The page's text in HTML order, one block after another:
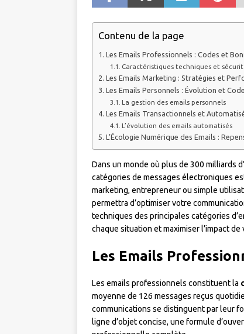
Contenu de la page
Les Emails Professionnels : Codes et
Caractéristiques techniques et
Les Emails Marketing : Stratégies et
Les Emails Personnels : Évolution et
La gestion des emails personnels
Les Emails Transactionnels et
L’évolution des emails automatisés
L’Écologie Numérique des Emails :
Dans un monde où plus de 300 milliards
catégories de messages électroniques
marketing, entrepreneur ou simple
permettra d’optimiser votre
techniques des principales catégories
chaque situation et maximiser l’impact
Les Emails
Les emails professionnels constituent la
moyenne de 126 messages reçus
communications se distinguent par leur
ligne d’objet concise, une formule